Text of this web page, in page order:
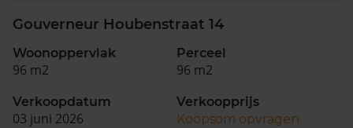
Gouverneur Houbenstraat 14
Woonoppervlak
96 m2
Perceel
96 m2
Verkoopdatum
03 juni 2026
Verkoopprijs
Koopsom opvragen